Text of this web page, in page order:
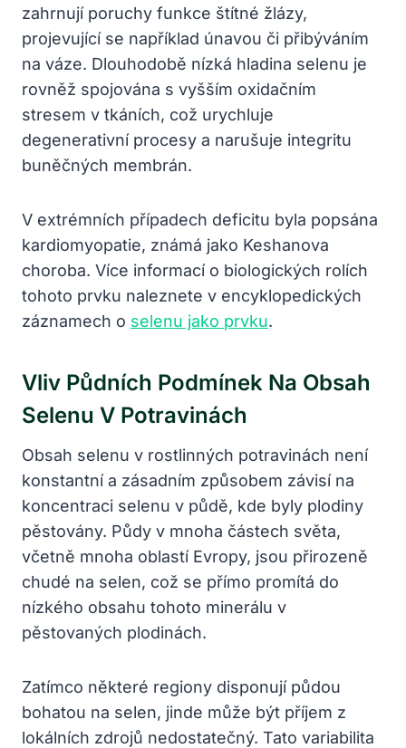
zahrnují poruchy funkce štítné žlázy,
projevující se například únavou či přibýváním
na váze. Dlouhodobě nízká hladina selenu je
rovněž spojována s vyšším oxidačním
stresem v tkáních, což urychluje
degenerativní procesy a narušuje integritu
buněčných membrán.
V extrémních případech deficitu byla popsána
kardiomyopatie, známá jako Keshanova
choroba. Více informací o biologických rolích
tohoto prvku naleznete v encyklopedických
záznamech o selenu jako prvku.
Vliv Půdních Podmínek Na Obsah
Selenu V Potravinách
Obsah selenu v rostlinných potravinách není
konstantní a zásadním způsobem závisí na
koncentraci selenu v půdě, kde byly plodiny
pěstovány. Půdy v mnoha částech světa,
včetně mnoha oblastí Evropy, jsou přirozeně
chudé na selen, což se přímo promítá do
nízkého obsahu tohoto minerálu v
pěstovaných plodinách.
Zatímco některé regiony disponují půdou
bohatou na selen, jinde může být příjem z
lokálních zdrojů nedostatečný. Tato variabilita